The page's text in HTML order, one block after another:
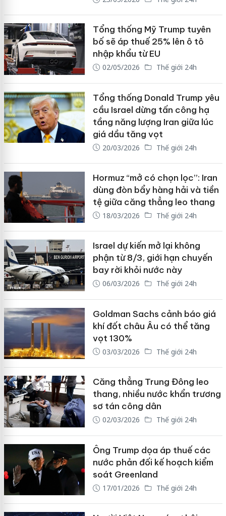
Tổng thống Mỹ Trump tuyên
bố sẽ áp thuế 25% lên ô tô
nhập khẩu từ EU
02/05/2026 Thế giới 24h
Tổng thống Donald Trump yêu
cầu Israel dừng tấn công hạ
tầng năng lượng Iran giữa lúc
giá dầu tăng vọt
20/03/2026 Thế giới 24h
Hormuz “mở có chọn lọc”: Iran
dùng đòn bẩy hàng hải và tiền
tệ giữa căng thẳng leo thang
18/03/2026 Thế giới 24h
Israel dự kiến mở lại không
phận từ 8/3, giới hạn chuyến
bay rời khỏi nước này
06/03/2026 Thế giới 24h
Goldman Sachs cảnh báo giá
khí đốt châu Âu có thể tăng
vọt 130%
03/03/2026 Thế giới 24h
Căng thẳng Trung Đông leo
thang, nhiều nước khẩn trương
sơ tán công dân
02/03/2026 Thế giới 24h
Ông Trump dọa áp thuế các
nước phản đối kế hoạch kiểm
soát Greenland
17/01/2026 Thế giới 24h